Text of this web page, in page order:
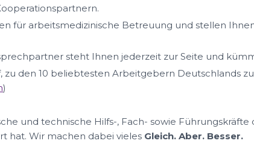
für arbeitsmedizinische Betreuung und stellen
steht Ihnen jederzeit zur Seite und
zu den 10 beliebtesten Arbeitgebern Deutschlands
)
und technische Hilfs-, Fach- sowie
hat. Wir machen dabei vieles Gleich. Aber. Besser.